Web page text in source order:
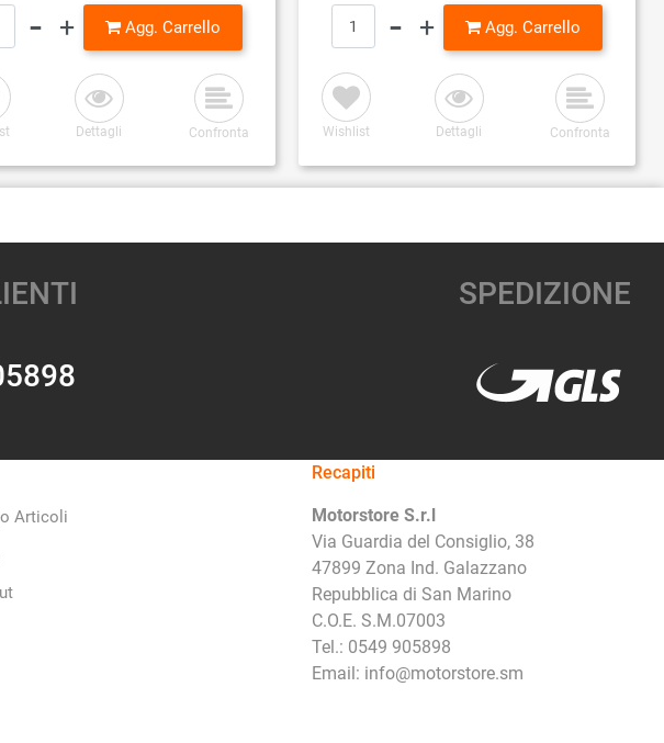
Quantità
Agg. Carrello
Dettagli Confronta
Quantità
Agg. Carrello
Wishlist Dettagli Confronta
SPEDIZIONE
Articoli
Recapiti
Motorstore S.r.l
Via Guardia del Consiglio, 38
47899 Zona Ind. Galazzano
Repubblica di San Marino
C.O.E. S.M.07003
Tel.: 0549 905898
Email: info@motorstore.sm